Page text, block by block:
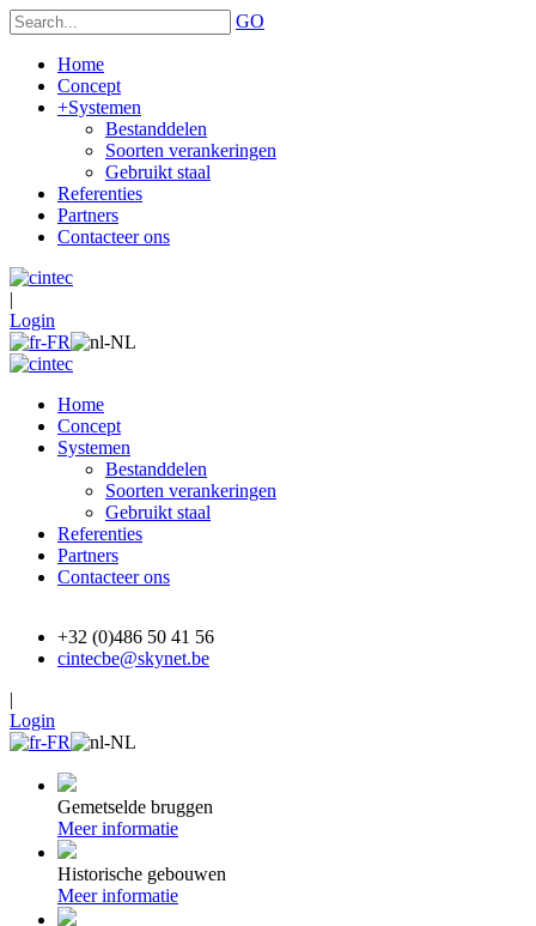
GO
Home
Concept
+Systemen
Bestanddelen
Soorten verankeringen
Gebruikt staal
Referenties
Partners
Contacteer ons
|
Login
Home
Concept
Systemen
Bestanddelen
Soorten verankeringen
Gebruikt staal
Referenties
Partners
Contacteer ons
+32 (0)486 50 41 56
cintecbe@skynet.be
|
Login
Gemetselde bruggen
Meer informatie
Historische gebouwen
Meer informatie